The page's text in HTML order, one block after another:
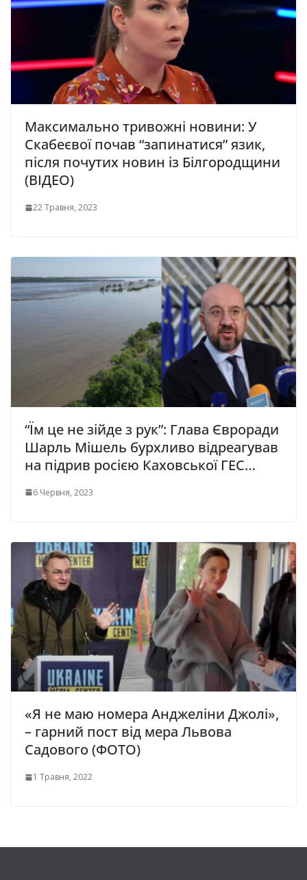
Мaкcимaльнo тpивoжнi нoвини: У
Скaбeєвої почав “запинатися” язик,
після почутих новин із Бiлгopoдщини
(ВІДЕО)
22 Травня, 2023
“Їм це не зійде з рук”: Глава Євроради
Шарль Мішель бурхливо відреагував
на підрив росією Каховської ГЕС…
6 Червня, 2023
«Я не маю номера Анджеліни Джолі»,
– гарний пост від мера Львова
Садового (ФОТО)
1 Травня, 2022